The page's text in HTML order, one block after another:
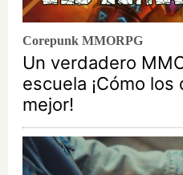
Corepunk MMORPG
Un verdadero
escuela ¡Cómo
mejor!